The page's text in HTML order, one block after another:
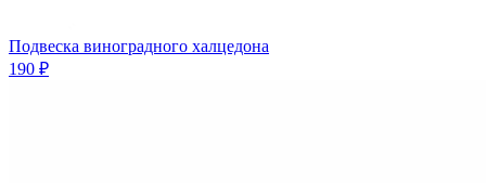
Подвеска виноградного халцедона
190 ₽